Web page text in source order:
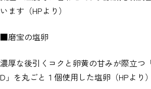
います（HPより）
■磨宝の塩卵
濃厚な後引くコクと卵黄の甘みが際立つ
D」を丸ごと１個使用した塩卵（HPより）